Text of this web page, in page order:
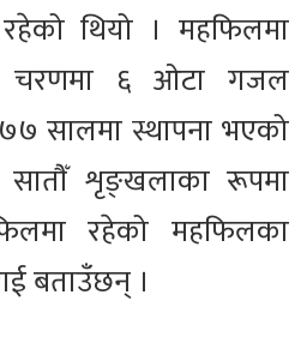
थियो । महफिलमा
चरणमा ६ ओटा गजल
सालमा स्थापना भएको
सातौँ शृङ्खलाका रूपमा
रहेको महफिलका
बताउँछन् ।